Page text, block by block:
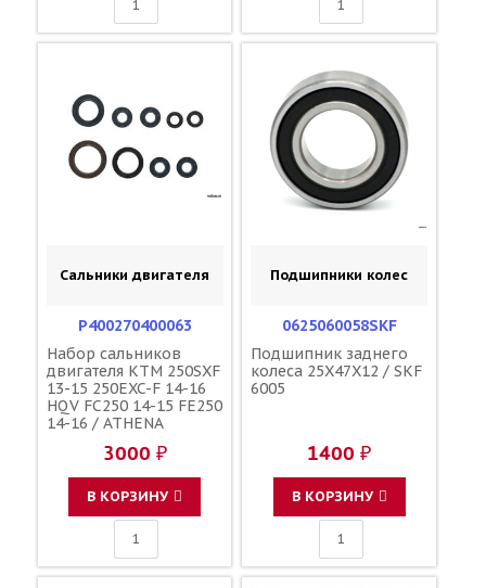
Сальники двигателя
P400270400063
Набор сальников
двигателя KTM 250SXF
13-15 250EXC-F 14-16
HQV FC250 14-15 FE250
14-16 / ATHENA
07604055603000 ₽
В КОРЗИНУ
Подшипники колес
0625060058SKF
Подшипник заднего
колеса 25X47X12 / SKF
6005
1400 ₽
В КОРЗИНУ